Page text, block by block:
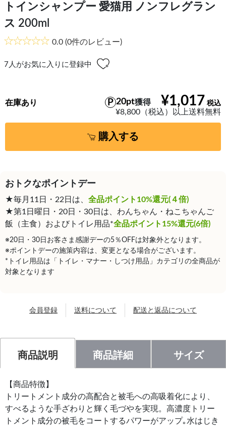
トインシャンプー 愛猫用 ノンフレグラン
ス 200ml
0.0 (0件のレビュー)
7 人がお気に入りに登録中
¥1,017
20pt獲得
¥8,800（税込）以上送料無料
在庫あり
購入する
おトクなポイントデー
★毎月11日・22日は、 全品ポイント10%還元(４倍)
★第1日曜日・20日・30日は、わんちゃん・ねこちゃんご
飯（主食）およびトイレ用品*全品ポイント15%還元(6倍)
※20日・30日お客さま感謝デーの5％OFFは対象外となります。
※ポイントデーの施策内容は、変更となる場合がございます。
*トイレ用品は「トイレ・マナー・しつけ用品」カテゴリの全商品が
対象となります
会員登録 送料について 配送と返品について
商品説明 商品詳細 サイズ
【商品特徴】
トリートメント成分の高配合と被毛への高吸着化により、
すべるような手ざわりと輝く毛づやを実現。高濃度トリー
トメント成分の被毛をコートするパワーがアップ｡水はじき